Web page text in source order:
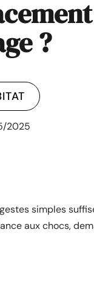
?
2025
simples
aux chocs,